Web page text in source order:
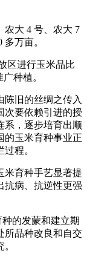
大 4 号、农大 7
万亩。
区进行玉米品比
种植。
旧的丝绸之传入
次要依赖引进的授
系，逐步培育出顺
的玉米育种事业正
程。
育种手艺显著提
抗病、抗逆性更强
的发蒙和建立期
所品种改良和自交